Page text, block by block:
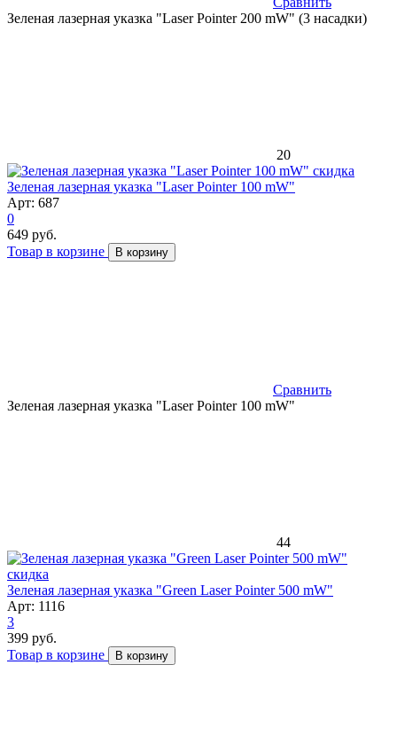
Зеленая лазерная указка "Laser Pointer 200 mW" (3 насадки)
20
скидка
Зеленая лазерная указка "Laser Pointer 100 mW"
Арт: 687
0
649 руб.
Товар в корзине
В корзину
Сравнить
Зеленая лазерная указка "Laser Pointer 100 mW"
44
скидка
Зеленая лазерная указка "Green Laser Pointer 500 mW"
Арт: 1116
3
399 руб.
Товар в корзине
В корзину